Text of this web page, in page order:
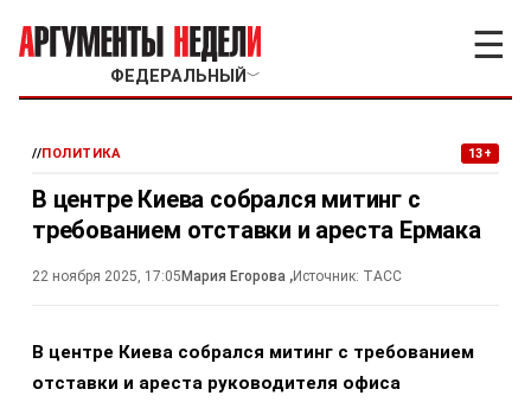
ФЕДЕРАЛЬНЫЙ ﹀
☰
//ПОЛИТИКА 13+
В центре Киева собрался митинг с
требованием отставки и ареста Ермака
22 ноября 2025, 17:05 Мария Егорова ,Источник: ТАСС
В центре Киева собрался митинг с требованием
отставки и ареста руководителя офиса